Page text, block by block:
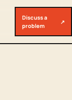
Discuss a
problem
↗